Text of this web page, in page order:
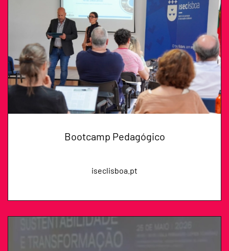
Bootcamp Pedagógico
iseclisboa.pt